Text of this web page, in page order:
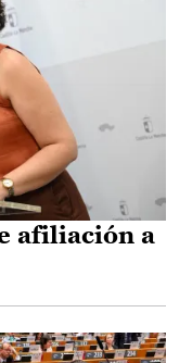
afiliación a